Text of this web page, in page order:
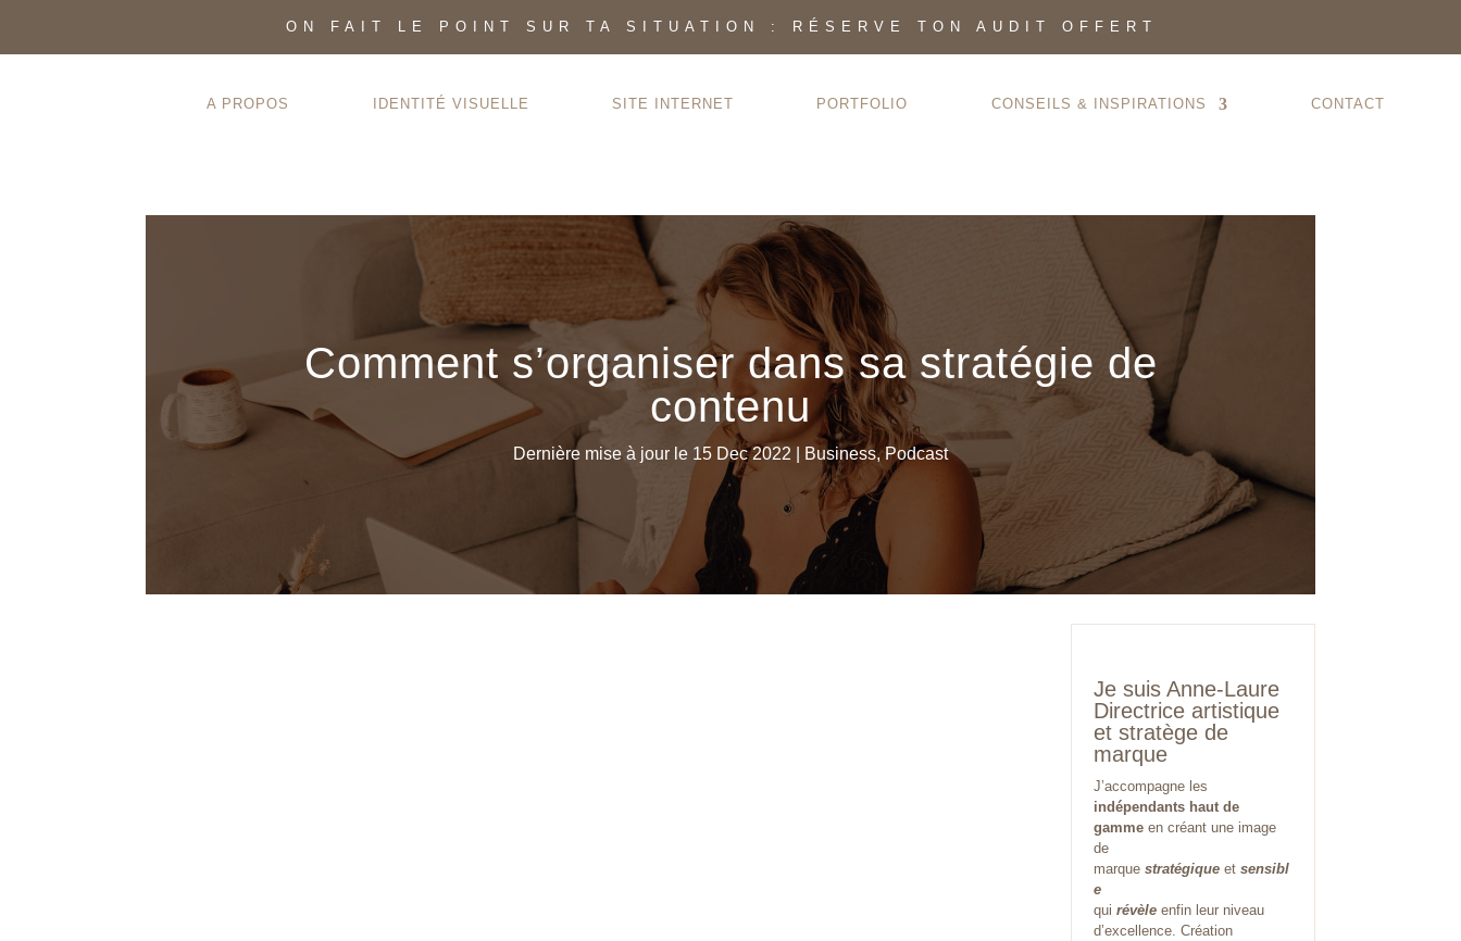
ON FAIT LE POINT SUR TA SITUATION : RÉSERVE TON AUDIT OFFERT
A PROPOS IDENTITÉ VISUELLE SITE INTERNET PORTFOLIO CONSEILS & INSPIRATIONS CONTACT
Comment s’organiser dans sa stratégie de
contenu
Dernière mise à jour le 15 Dec 2022 Business,Podcast
Je suis Anne-Laure
Directrice artistique
et stratège de
marque
J’accompagne les
indépendants haut de
gammeen créant une image
de
marque stratégique et sensibl
e
qui révèle enfin leur niveau
d’excellence. Création